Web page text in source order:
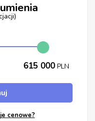
615 000 PLN
cenowe?